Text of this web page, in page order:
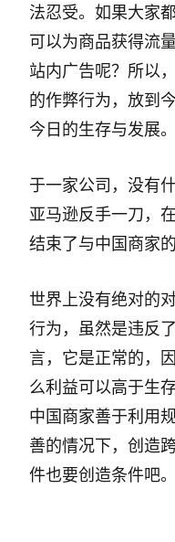
法忍受。如果大家
可以为商品获得流
站内广告呢？所以
的作弊行为，放到
今日的生存与发展。
于一家公司，没有
亚马逊反手一刀，
结束了与中国商家的
世界上没有绝对的
行为，虽然是违反
言，它是正常的，
么利益可以高于生
中国商家善于利用
善的情况下，创造
件也要创造条件吧。